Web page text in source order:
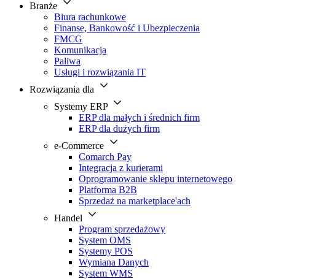
Branże
Biura rachunkowe
Finanse, Bankowość i Ubezpieczenia
FMCG
Komunikacja
Paliwa
Usługi i rozwiązania IT
Rozwiązania dla
Systemy ERP
ERP dla małych i średnich firm
ERP dla dużych firm
e-Commerce
Comarch Pay
Integracja z kurierami
Oprogramowanie sklepu internetowego
Platforma B2B
Sprzedaż na marketplace'ach
Handel
Program sprzedażowy
System OMS
Systemy POS
Wymiana Danych
System WMS